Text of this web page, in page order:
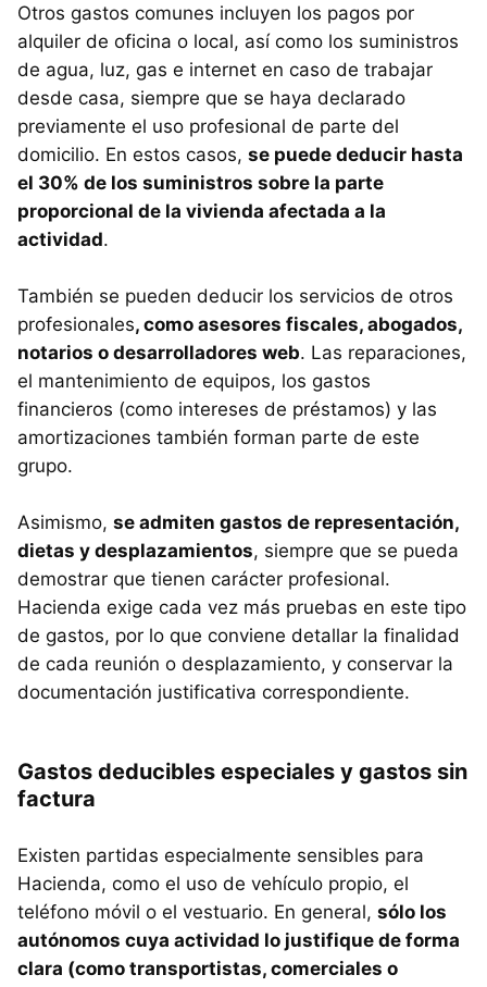
Otros gastos comunes incluyen los pagos por
alquiler de oficina o local, así como los suministros
de agua, luz, gas e internet en caso de trabajar
desde casa, siempre que se haya declarado
previamente el uso profesional de parte del
domicilio. En estos casos, se puede deducir hasta
el 30% de los suministros sobre la parte
proporcional de la vivienda afectada a la
actividad.
También se pueden deducir los servicios de otros
profesionales, como asesores fiscales, abogados,
notarios o desarrolladores web. Las reparaciones,
el mantenimiento de equipos, los gastos
financieros (como intereses de préstamos) y las
amortizaciones también forman parte de este
grupo.
Asimismo, se admiten gastos de representación,
dietas y desplazamientos, siempre que se pueda
demostrar que tienen carácter profesional.
Hacienda exige cada vez más pruebas en este tipo
de gastos, por lo que conviene detallar la finalidad
de cada reunión o desplazamiento, y conservar la
documentación justificativa correspondiente.
Gastos deducibles especiales y gastos sin
factura
Existen partidas especialmente sensibles para
Hacienda, como el uso de vehículo propio, el
teléfono móvil o el vestuario. En general, sólo los
autónomos cuya actividad lo justifique de forma
clara (como transportistas, comerciales o